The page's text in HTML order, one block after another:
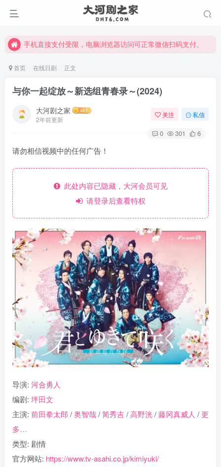
手机直接支付受限，电脑浏览器访问可正常微信扫码支付。
手机直接支付受限，电脑浏览器访问可正常微信扫码支付。
首页 在线日剧 正文
与你一起绽放～新选组青春录～(2024)
大河剧之家
2年前更新
关注 私信
0 301 6
请勿相信视频中的任何广告！
此处内容已隐藏，大河会员可见
请登录后查看特权
导演: 河合勇人
编剧: 坪田文
主演: 前田拳太郎 /奥智哉/简秀吉/高野洸/藤冈真威人 /更
多…
类型: 剧情
官方网站: https://www.tv-asahi.co.jp/kimiyuki/